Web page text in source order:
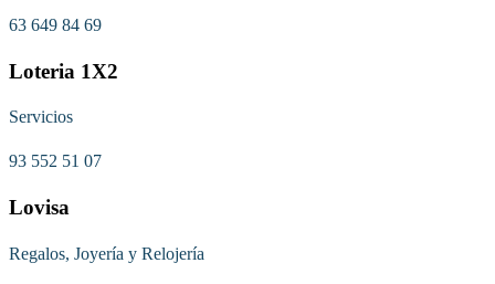
63 649 84 69
Loteria 1X2
Servicios
93 552 51 07
Lovisa
Regalos, Joyería y Relojería